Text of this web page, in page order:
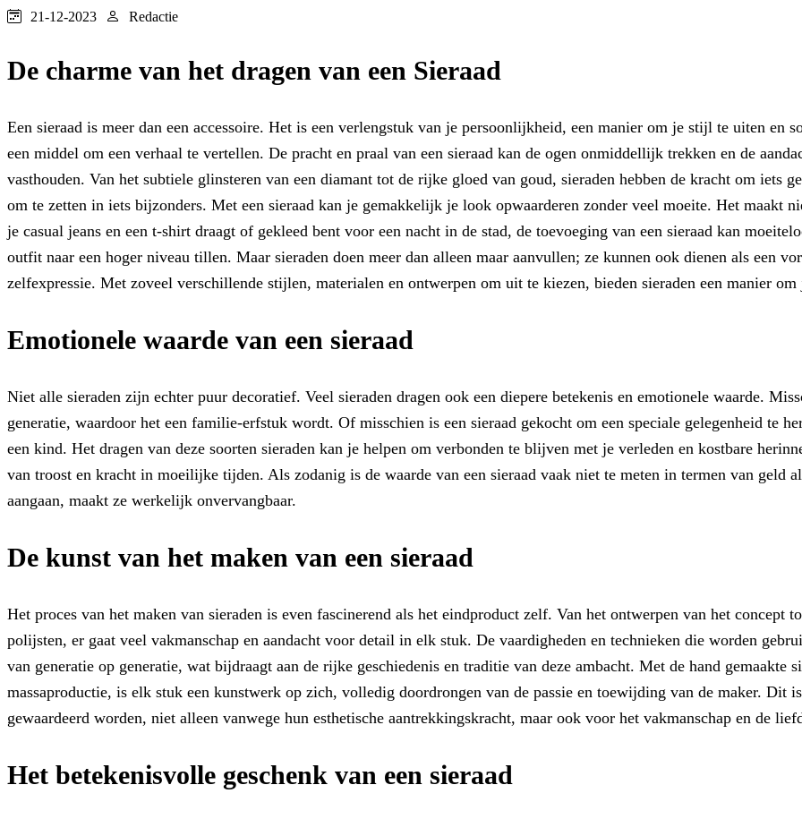
21-12-2023 Redactie
De charme van het dragen van een Sieraad
Een sieraad is meer dan een accessoire. Het is een verlengstuk van je persoonlijkheid, een manier om je stijl te uiten en
een middel om een verhaal te vertellen. De pracht en praal van een sieraad kan de ogen onmiddellijk trekken en de
vasthouden. Van het subtiele glinsteren van een diamant tot de rijke gloed van goud, sieraden hebben de kracht om iets
om te zetten in iets bijzonders. Met een sieraad kan je gemakkelijk je look opwaarderen zonder veel moeite. Het maakt
je casual jeans en een t-shirt draagt ​​of gekleed bent voor een nacht in de stad, de toevoeging van een sieraad kan
outfit naar een hoger niveau tillen. Maar sieraden doen meer dan alleen maar aanvullen; ze kunnen ook dienen als een
zelfexpressie. Met zoveel verschillende stijlen, materialen en ontwerpen om uit te kiezen, bieden sieraden een manier
Emotionele waarde van een sieraad
Niet alle sieraden zijn echter puur decoratief. Veel sieraden dragen ook een diepere betekenis en emotionele waarde.
generatie, waardoor het een familie-erfstuk wordt. Of misschien is een sieraad gekocht om een speciale gelegenheid te
een kind. Het dragen van deze soorten sieraden kan je helpen om verbonden te blijven met je verleden en kostbare
van troost en kracht in moeilijke tijden. Als zodanig is de waarde van een sieraad vaak niet te meten in termen van geld
aangaan, maakt ze werkelijk onvervangbaar.
De kunst van het maken van een sieraad
Het proces van het maken van sieraden is even fascinerend als het eindproduct zelf. Van het ontwerpen van het concept
polijsten, er gaat veel vakmanschap en aandacht voor detail in elk stuk. De vaardigheden en technieken die worden
van generatie op generatie, wat bijdraagt ​​aan de rijke geschiedenis en traditie van deze ambacht. Met de hand gemaakte
massaproductie, is elk stuk een kunstwerk op zich, volledig doordrongen van de passie en toewijding van de maker. Dit
gewaardeerd worden, niet alleen vanwege hun esthetische aantrekkingskracht, maar ook voor het vakmanschap en de
Het betekenisvolle geschenk van een sieraad